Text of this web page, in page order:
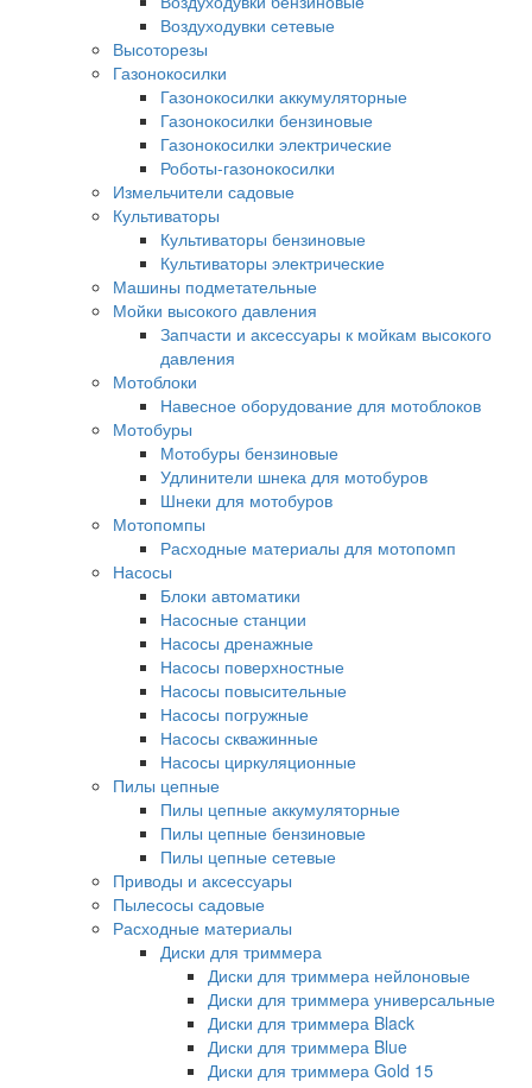
Воздуходувки сетевые
Высоторезы
Газонокосилки
Газонокосилки аккумуляторные
Газонокосилки бензиновые
Газонокосилки электрические
Роботы-газонокосилки
Измельчители садовые
Культиваторы
Культиваторы бензиновые
Культиваторы электрические
Машины подметательные
Мойки высокого давления
Запчасти и аксессуары к мойкам высокого
давления
Мотоблоки
Навесное оборудование для мотоблоков
Мотобуры
Мотобуры бензиновые
Удлинители шнека для мотобуров
Шнеки для мотобуров
Мотопомпы
Расходные материалы для мотопомп
Насосы
Блоки автоматики
Насосные станции
Насосы дренажные
Насосы поверхностные
Насосы повысительные
Насосы погружные
Насосы скважинные
Насосы циркуляционные
Пилы цепные
Пилы цепные аккумуляторные
Пилы цепные бензиновые
Пилы цепные сетевые
Приводы и аксессуары
Пылесосы садовые
Расходные материалы
Диски для триммера
Диски для триммера нейлоновые
Диски для триммера универсальные
Диски для триммера Black
Диски для триммера Blue
Диски для триммера Gold 15